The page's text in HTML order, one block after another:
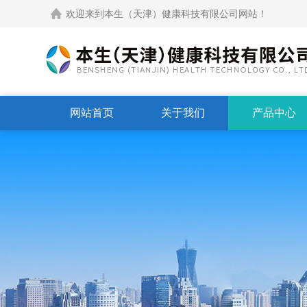
欢迎来到本生（天津）健康科技有限公司网站！
网站首页 关于我们 产品中心